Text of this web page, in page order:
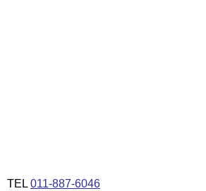
TEL 011-887-6046